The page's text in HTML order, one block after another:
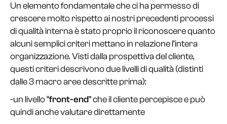
Un elemento fondamentale che ci ha permesso di
crescere molto rispetto ai nostri precedenti processi
di qualità interna è stato proprio il riconoscere quanto
alcuni semplici criteri mettano in relazione l’intera
organizzazione. Visti dalla prospettiva del cliente,
questi criteri descrivono due livelli di qualità (distinti
dalle 3 macro aree descritte prima):
-un livello “front-end” che il cliente percepisce e può
quindi anche valutare direttamente